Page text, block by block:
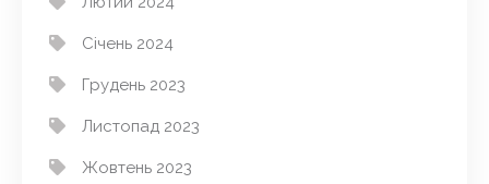
Січень 2024
Грудень 2023
Листопад 2023
Жовтень 2023